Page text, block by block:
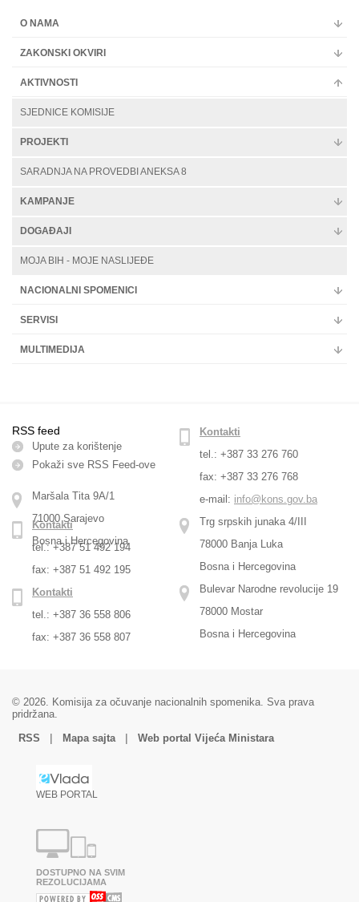
O NAMA
ZAKONSKI OKVIRI
AKTIVNOSTI
SJEDNICE KOMISIJE
PROJEKTI
SARADNJA NA PROVEDBI ANEKSA 8
KAMPANJE
DOGAĐAJI
MOJA BIH - MOJE NASLIJEĐE
NACIONALNI SPOMENICI
SERVISI
MULTIMEDIJA
RSS feed
Upute za korištenje
Pokaži sve RSS Feed-оve
Maršala Tita 9A/1
71000 Sarajevo
Bosna i Hercegovina
Kontakti
tel.: +387 33 276 760
fax: +387 33 276 768
e-mail: info@kons.gov.ba
Trg srpskih junaka 4/III
78000 Banja Luka
Bosna i Hercegovina
Kontakti
tel.: +387 51 492 194
fax: +387 51 492 195
Bulevar Narodne revolucije 19
78000 Mostar
Bosna i Hercegovina
Kontakti
tel.: +387 36 558 806
fax: +387 36 558 807
© 2026. Komisija za očuvanje nacionalnih spomenika. Sva prava
pridržana.
RSS
| Mapa sajta | Web portal Vijeća Ministara
WEB PORTAL
DOSTUPNO NA SVIM
REZOLUCIJAMA